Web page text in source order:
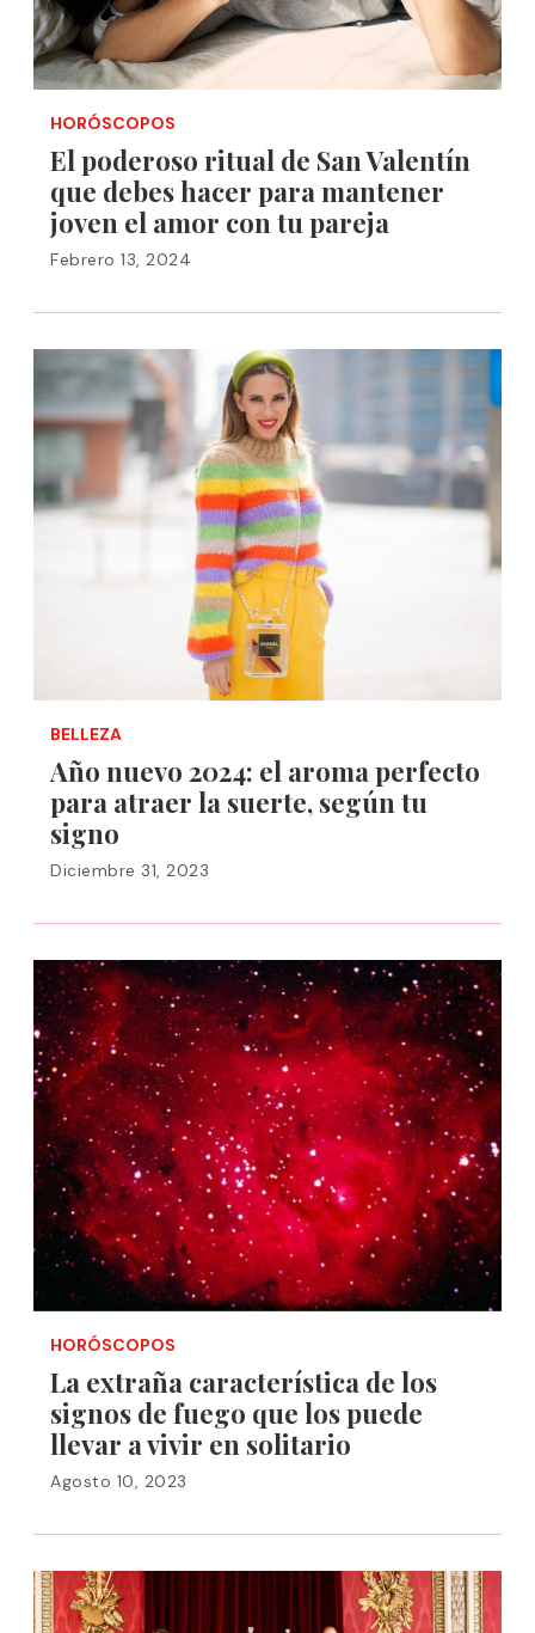
HORÓSCOPOS
El poderoso ritual de San Valentín
que debes hacer para mantener
joven el amor con tu pareja
Febrero 13, 2024
BELLEZA
Año nuevo 2024: el aroma perfecto
para atraer la suerte, según tu
signo
Diciembre 31, 2023
HORÓSCOPOS
La extraña característica de los
signos de fuego que los puede
llevar a vivir en solitario
Agosto 10, 2023